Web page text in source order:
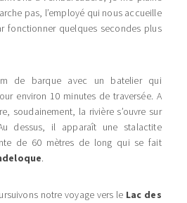
pas, l’employé qui nous accueille
fonctionner quelques secondes plus
de barque avec un batelier qui
environ 10 minutes de traversée. A
soudainement, la rivière s’ouvre sur
dessus, il apparaît une stalactite
de 60 mètres de long qui se fait
.
notre voyage vers le Lac des